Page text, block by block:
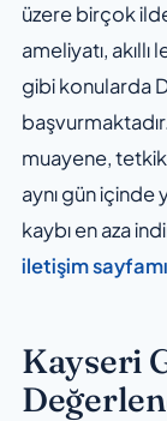
üzere birçok
ameliyatı,
gibi konularda
muayene,
aynı gün
kaybı en aza
iletişim
Kayseri